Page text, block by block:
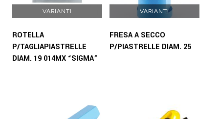
VARIANTI
ROTELLA
P/TAGLIAPIASTRELLE
DIAM. 19 014MX “SIGMA”
VARIANTI
FRESA A SECCO
P/PIASTRELLE DIAM. 25